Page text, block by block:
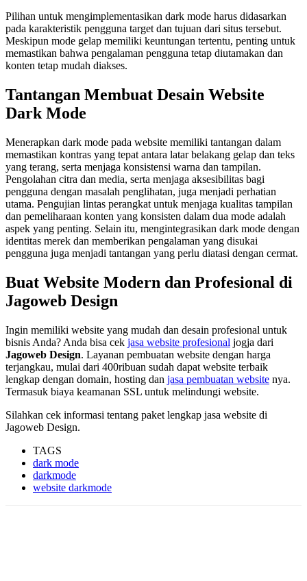
Pilihan untuk mengimplementasikan dark mode harus didasarkan
pada karakteristik pengguna target dan tujuan dari situs tersebut.
Meskipun mode gelap memiliki keuntungan tertentu, penting untuk
memastikan bahwa pengalaman pengguna tetap diutamakan dan
konten tetap mudah diakses.
Tantangan Membuat Desain Website
Dark Mode
Menerapkan dark mode pada website memiliki tantangan dalam
memastikan kontras yang tepat antara latar belakang gelap dan teks
yang terang, serta menjaga konsistensi warna dan tampilan.
Pengolahan citra dan media, serta menjaga aksesibilitas bagi
pengguna dengan masalah penglihatan, juga menjadi perhatian
utama. Pengujian lintas perangkat untuk menjaga kualitas tampilan
dan pemeliharaan konten yang konsisten dalam dua mode adalah
aspek yang penting. Selain itu, mengintegrasikan dark mode dengan
identitas merek dan memberikan pengalaman yang disukai
pengguna juga menjadi tantangan yang perlu diatasi dengan cermat.
Buat Website Modern dan Profesional di
Jagoweb Design
Ingin memiliki website yang mudah dan desain profesional untuk
bisnis Anda? Anda bisa cek jasa website profesional jogja dari
Jagoweb Design. Layanan pembuatan website dengan harga
terjangkau, mulai dari 400ribuan sudah dapat website terbaik
lengkap dengan domain, hosting dan jasa pembuatan website nya.
Termasuk biaya keamanan SSL untuk melindungi website.
Silahkan cek informasi tentang paket lengkap jasa website di
Jagoweb Design.
TAGS
dark mode
darkmode
website darkmode